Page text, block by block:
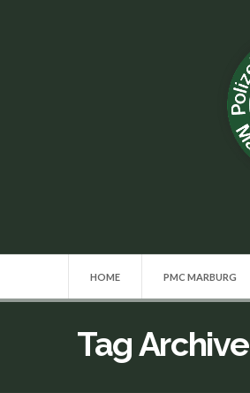
HOME PMC MARBURG
Tag Archive